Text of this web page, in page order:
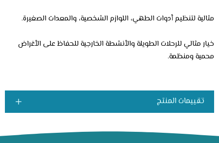
مثالية لتنظيم أدوات الطهي، اللوازم الشخصية، والمعدات الصغيرة.
خيار مثالي للرحلات الطويلة والأنشطة الخارجية للحفاظ على الأغراض
محمية ومنظمة.
تقييمات المنتج